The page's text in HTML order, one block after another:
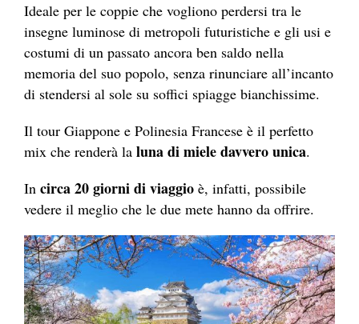
Ideale per le coppie che vogliono perdersi tra le
insegne luminose di metropoli futuristiche e gli usi e
costumi di un passato ancora ben saldo nella
memoria del suo popolo, senza rinunciare all’incanto
di stendersi al sole su soffici spiagge bianchissime.
Il tour Giappone e Polinesia Francese è il perfetto
mix che renderà la luna di miele davvero unica.
In circa 20 giorni di viaggio è, infatti, possibile
vedere il meglio che le due mete hanno da offrire.